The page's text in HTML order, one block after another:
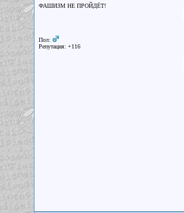
ФАШИЗМ НЕ ПРОЙДЁТ!
Пол:
Репутация: +116